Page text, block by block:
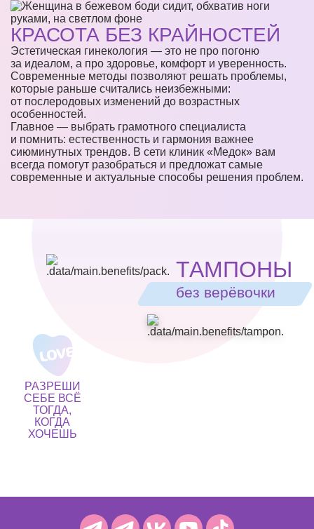
КРАСОТА БЕЗ КРАЙНОСТЕЙ
Эстетическая гинекология — это не про погоню
за идеалом, а про здоровье, комфорт и уверенность.
Современные методы позволяют решать проблемы,
которые раньше считались неизбежными:
от послеродовых изменений до возрастных
особенностей.
Главное — выбрать грамотного специалиста
и помнить: естественность и гармония важнее
сиюминутных трендов. В сети клиник «Медок» вам
всегда помогут разобраться и предложат самые
современные и актуальные способы решения проблем.
ТАМПОНЫ
без верёвочки
РАЗРЕШИ
СЕБЕ ВСЁ
ТОГДА,
КОГДА
ХОЧЕШЬ